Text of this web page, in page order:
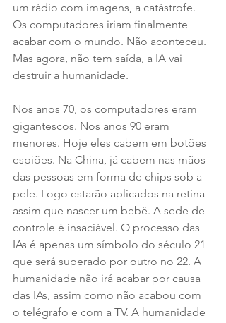
um rádio com imagens, a catástrofe.
Os computadores iriam finalmente
acabar com o mundo. Não aconteceu.
Mas agora, não tem saída, a IA vai
destruir a humanidade.
Nos anos 70, os computadores eram
gigantescos. Nos anos 90 eram
menores. Hoje eles cabem em botões
espiões. Na China, já cabem nas mãos
das pessoas em forma de chips sob a
pele. Logo estarão aplicados na retina
assim que nascer um bebê. A sede de
controle é insaciável. O processo das
IAs é apenas um símbolo do século 21
que será superado por outro no 22. A
humanidade não irá acabar por causa
das IAs, assim como não acabou com
o telégrafo e com a TV. A humanidade